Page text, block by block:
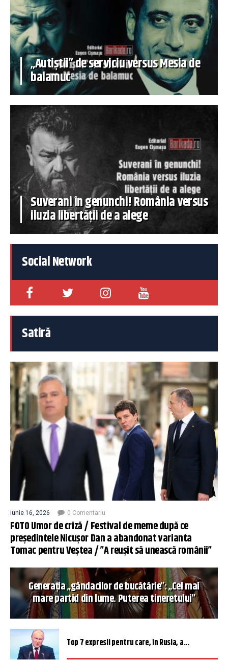
„Autiștii” de serviciu versus Mesia de
balamuc
Suverani în genunchi! România versus
iluzia libertății de a alege
Social Network
Satiră
iunie 16, 2026 0 Comentariu
FOTO Umor de criză / Festival de meme după ce
președintele Nicușor Dan a abandonat varianta
Tomac pentru Veștea / ”A reușit să unească românii”
Generația „gândacilor de bucătărie”: „Cel mai
mare partid din lume. Puterea tineretului”
Top 7 expresii pentru care, în Rusia, a...